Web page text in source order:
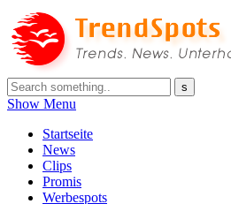
Show Menu
Startseite
News
Clips
Promis
Werbespots